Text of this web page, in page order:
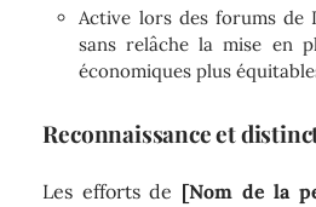
Active lors des forums de
sans relâche la mise en
économiques plus
Reconnaissance et
Les efforts de [Nom de la